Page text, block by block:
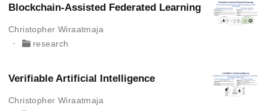
Blockchain-Assisted Federated Learning
Christopher Wiraatmaja
research
Verifiable Artificial Intelligence
Christopher Wiraatmaja